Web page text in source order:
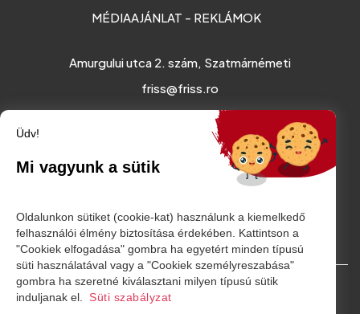
MÉDIAAJÁNLAT - REKLÁMOK
Amurgului utca 2. szám, Szatmárnémeti
friss@friss.ro
© Minden jog fenntartva. 2026
Üdv!
Mi vagyunk a sütik
Oldalunkon sütiket (cookie-kat) használunk a kiemelkedő
felhasználói élmény biztosítása érdekében. Kattintson a
"Cookiek elfogadása" gombra ha egyetért minden típusú
süti használatával vagy a "Cookiek személyreszabása"
gombra ha szeretné kiválasztani milyen típusú sütik
induljanak el.
Süti szabályzat